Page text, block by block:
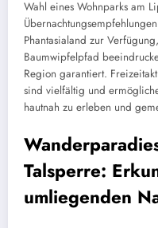
Wahl eines Wohnparks am
Phantasialand zur
Baumwipfelpfad
Region garantiert.
sind vielfältig und
hautnah zu erleben und
Talsperre:
umliegenden